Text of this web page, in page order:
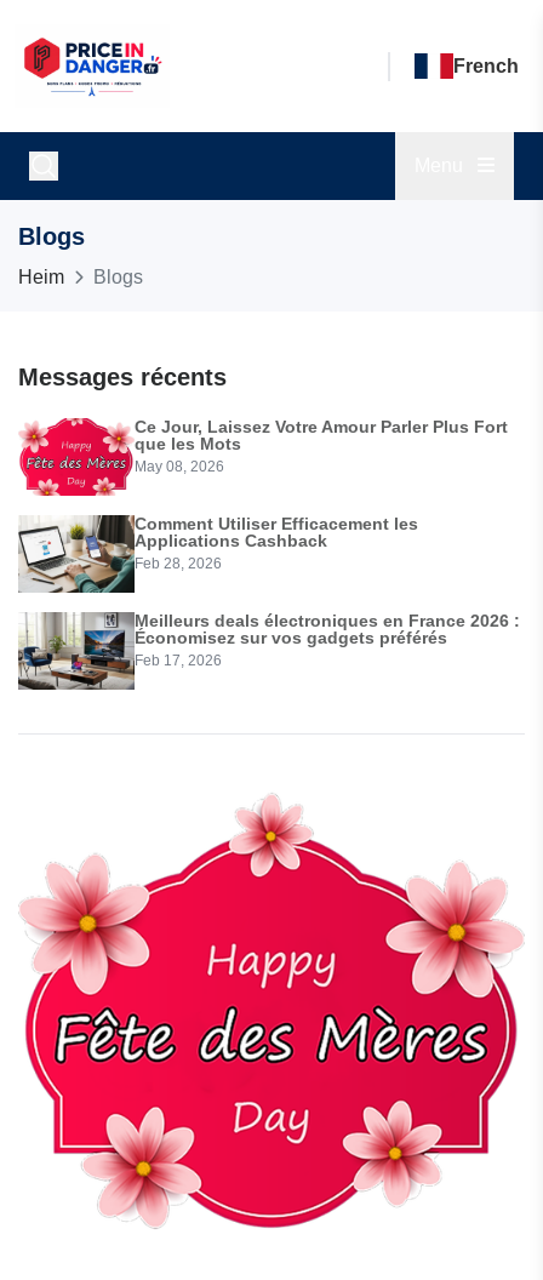
French
Blogs
Heim Blogs
Messages récents
Ce Jour, Laissez Votre Amour Parler Plus Fort
que les Mots
May 08, 2026
Comment Utiliser Efficacement les
Applications Cashback
Feb 28, 2026
Meilleurs deals électroniques en France 2026 :
Économisez sur vos gadgets préférés
Feb 17, 2026